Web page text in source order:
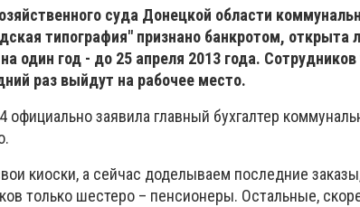
суда Донецкой области
типография" признано банкротом, открыта
один год - до 25 апреля 2013 года.
раз выйдут на рабочее место.
официально заявила главный бухгалтер
киоски, а сейчас доделываем последние
только шестеро – пенсионеры. Остальные,